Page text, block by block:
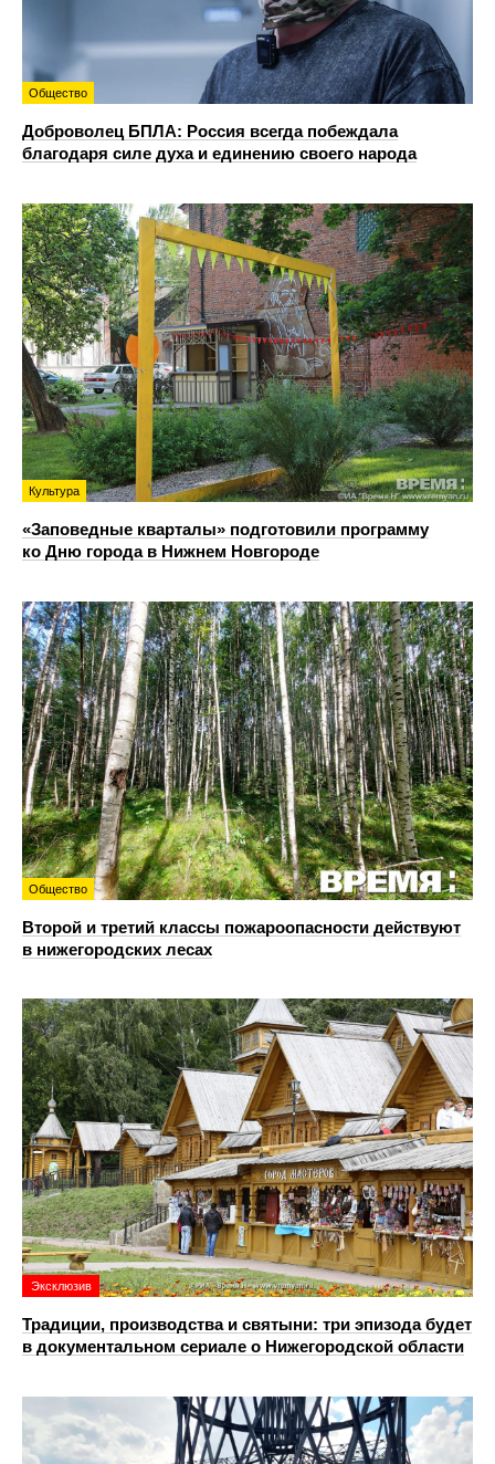
Общество
Доброволец БПЛА: Россия всегда побеждала
благодаря силе духа и единению своего народа
Культура
«Заповедные кварталы» подготовили программу
ко Дню города в Нижнем Новгороде
Общество
Второй и третий классы пожароопасности действуют
в нижегородских лесах
Эксклюзив
Традиции, производства и святыни: три эпизода будет
в документальном сериале о Нижегородской области